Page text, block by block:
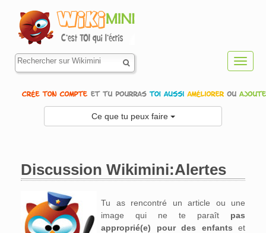
Ce que tu peux faire
Discussion Wikimini:Alertes
Tu as rencontré un article ou une
image qui ne te paraît pas
approprié(e) pour des enfants et